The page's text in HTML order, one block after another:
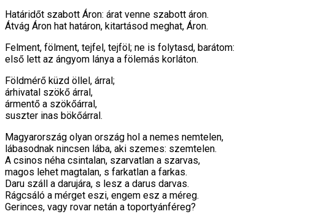
Határidőt szabott Áron: árat venne szabott áron.
Átvág Áron hat határon, kitartásod meghat, Áron.
Felment, fölment, tejfel, tejföl; ne is folytasd, barátom:
első lett az ángyom lánya a fölemás korláton.
Földmérő küzd öllel, árral;
árhivatal szökő árral,
ármentő a szökőárral,
suszter inas bökőárral.
Magyarország olyan ország hol a nemes nemtelen,
lábasodnak nincsen lába, aki szemes: szemtelen.
A csinos néha csintalan, szarvatlan a szarvas,
magos lehet magtalan, s farkatlan a farkas.
Daru száll a darujára, s lesz a darus darvas.
Rágcsáló a mérget eszi, engem esz a méreg.
Gerinces, vagy rovar netán a toportyánféreg?